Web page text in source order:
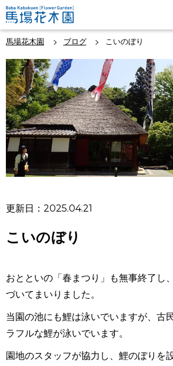
馬場花木園 ブログ こいのぼり
更新日：2025.04.21
こいのぼり
おとといの「春まつり」も無事終了し
づいてまいりました。
当園の池にも鯉は泳いでいますが、古
ラフルな鯉が泳いでいます。
園地のスタッフが協力し、鯉のぼりを